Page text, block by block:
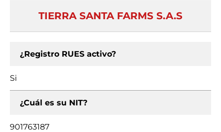
TIERRA SANTA FARMS S.A.S
¿Registro RUES activo?
Si
¿Cuál es su NIT?
901763187